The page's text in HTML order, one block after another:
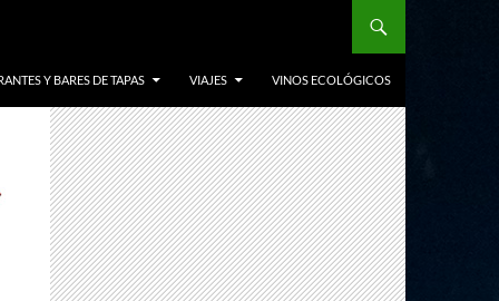
Y BARES DE TAPAS VIAJES VINOS ECOLÓGICOS